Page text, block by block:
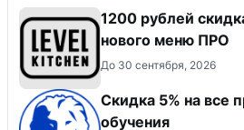
​1200 рублей
нового меню ПРО
До 30 сентября, 2026
Скидка 5% на все
обучения